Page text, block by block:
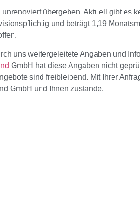
unrenoviert übergeben. Aktuell gibt es
und beträgt 1,19
uns weitergeleitete Angaben und
GmbH hat diese Angaben nicht
sind freibleibend. Mit Ihrer
GmbH und Ihnen zustande.